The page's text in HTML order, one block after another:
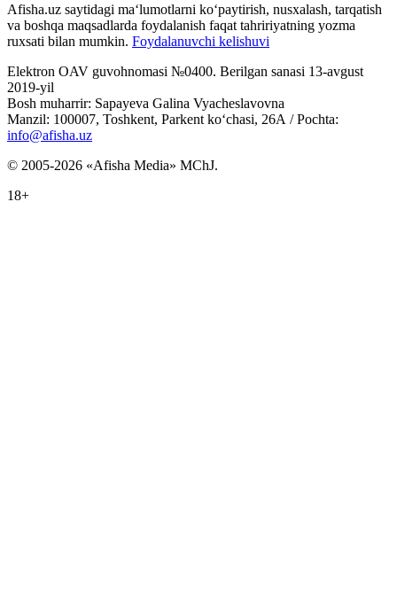
Afisha.uz saytidagi ma‘lumotlarni ko‘paytirish, nusxalash, tarqatish
va boshqa maqsadlarda foydalanish faqat tahririyatning yozma
ruxsati bilan mumkin. Foydalanuvchi kelishuvi
Elektron OAV guvohnomasi №0400. Berilgan sanasi 13-avgust
2019-yil
Bosh muharrir: Sapayeva Galina Vyacheslavovna
Manzil: 100007, Toshkent, Parkent ko‘chasi, 26А / Pochta:
info@afisha.uz
© 2005-2026 «Afisha Media» MChJ.
18+